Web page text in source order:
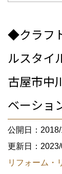
◆クラフ
ルスタイ
古屋市中
ベーショ
公開日：
更新日：
リフォーム・